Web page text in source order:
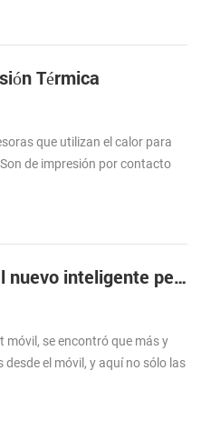
Térmica
que utilizan el calor para
de impresión por contacto
La impresora entra en el nuevo inteligente período--nueva impresora portátil PTP-II/BT71 será una buena opción.
móvil, se encontró que más y
el móvil, y aquí no sólo las